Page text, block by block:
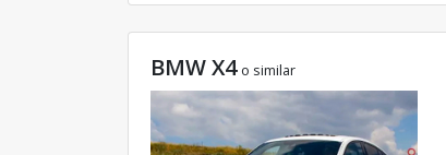
BMW X4 o similar